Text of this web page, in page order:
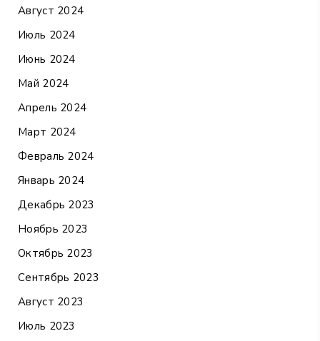
Август 2024
Июль 2024
Июнь 2024
Май 2024
Апрель 2024
Март 2024
Февраль 2024
Январь 2024
Декабрь 2023
Ноябрь 2023
Октябрь 2023
Сентябрь 2023
Август 2023
Июль 2023